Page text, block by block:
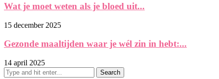
Wat je moet weten als je bloed uit...
15 december 2025
Gezonde maaltijden waar je wél zin in hebt:...
14 april 2025